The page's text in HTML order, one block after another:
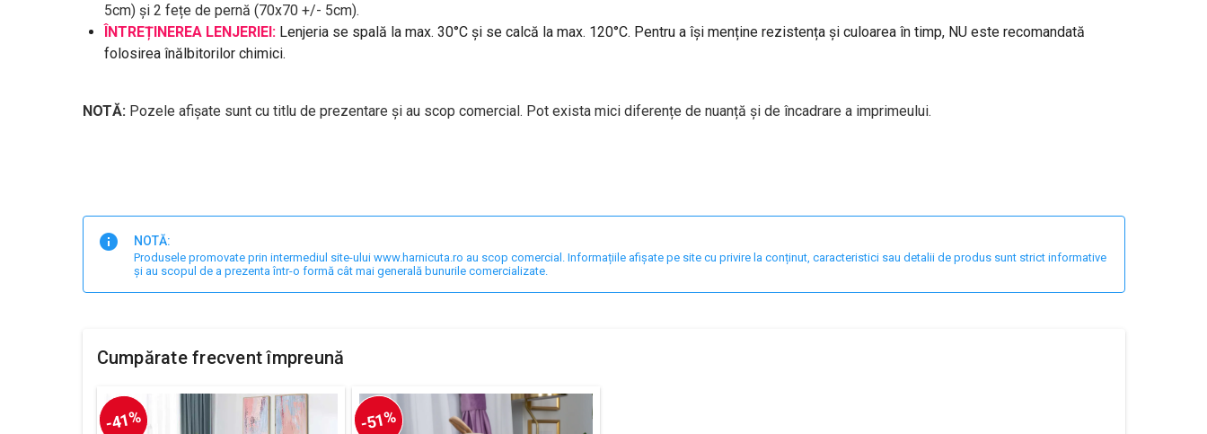
5cm) și 2 fețe de pernă (70x70 +/- 5cm).
ÎNTREȚINEREA LENJERIEI: Lenjeria se spală la max. 30°C și se calcă la max. 120°C. Pentru a își menține rezistența și culoarea în timp, NU este recomandată
folosirea înălbitorilor chimici.
NOTĂ: Pozele afișate sunt cu titlu de prezentare și au scop comercial. Pot exista mici diferențe de nuanță și de încadrare a imprimeului.
NOTĂ:
Produsele promovate prin intermediul site-ului www.harnicuta.ro au scop comercial. Informațiile afișate pe site cu privire la conținut, caracteristici sau detalii de produs sunt strict informative
și au scopul de a prezenta într-o formă cât mai generală bunurile comercializate.
Cumpărate frecvent împreună
-41% -51%